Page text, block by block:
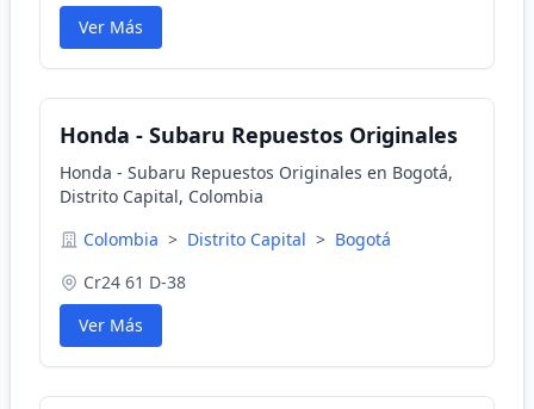
Ver Más
Honda - Subaru Repuestos Originales
Honda - Subaru Repuestos Originales en Bogotá,
Distrito Capital, Colombia
Colombia > Distrito Capital > Bogotá
Cr24 61 D-38
Ver Más